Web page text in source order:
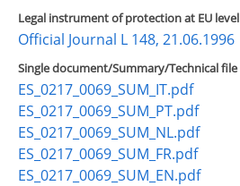
Legal instrument of protection at EU level
Official Journal L 148, 21.06.1996
Single document/Summary/Technical file
ES_0217_0069_SUM_IT.pdf
ES_0217_0069_SUM_PT.pdf
ES_0217_0069_SUM_NL.pdf
ES_0217_0069_SUM_FR.pdf
ES_0217_0069_SUM_EN.pdf